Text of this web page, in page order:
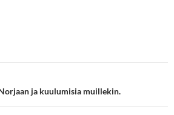
ja kuulumisia muillekin.